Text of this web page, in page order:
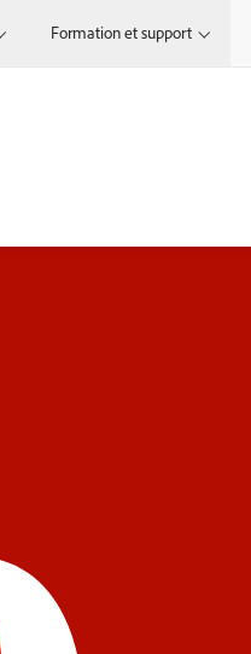
Formation et support